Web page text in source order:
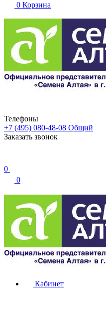
0 Корзина
Телефоны
+7 (495) 080-48-08 Общий
Заказать звонок
0
0
Кабинет